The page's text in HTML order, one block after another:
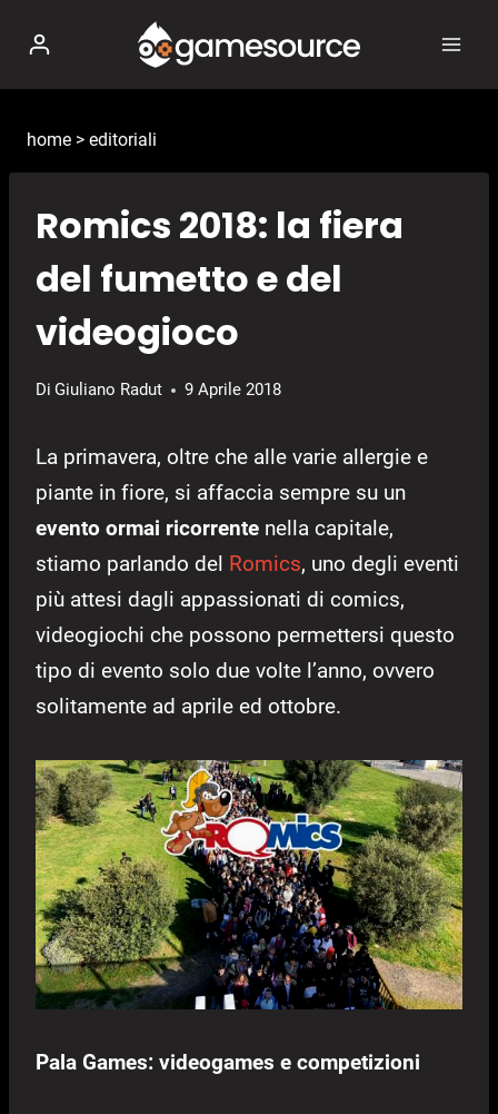
contenuto
home > editoriali
Romics 2018: la fiera
del fumetto e del
videogioco
Di Giuliano Radut 9 Aprile 2018
La primavera, oltre che alle varie allergie e
piante in fiore, si affaccia sempre su un
evento ormai ricorrente nella capitale,
stiamo parlando del Romics, uno degli eventi
più attesi dagli appassionati di comics,
videogiochi che possono permettersi questo
tipo di evento solo due volte l’anno, ovvero
solitamente ad aprile ed ottobre.
Pala Games: videogames e competizioni